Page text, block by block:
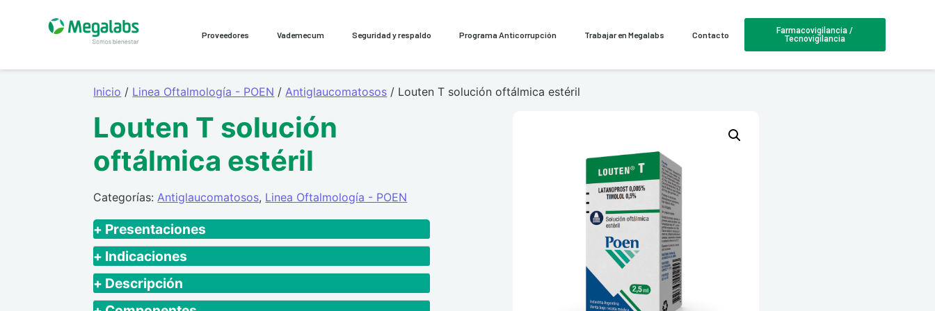
Proveedores Vademecum Seguridad y respaldo Programa Anticorrupción Trabajar en Megalabs Contacto
Farmacovigilancia /
Tecnovigilancia
Inicio / Linea Oftalmología - POEN /Antiglaucomatosos / Louten T solución oftálmica estéril
Louten T solución
oftálmica estéril
Categorías:Antiglaucomatosos, Linea Oftalmología - POEN
+ Presentaciones
Caja - Frasco gotero x 2.5ml + prospecto.
+ Indicaciones
Tratamiento de la presión intraocular (PIO) elevada en
pacientes con hipertensión ocular y/o glaucoma de ángulo
+ Descripción
Louten T esta indicado para el tratamiento de la presión